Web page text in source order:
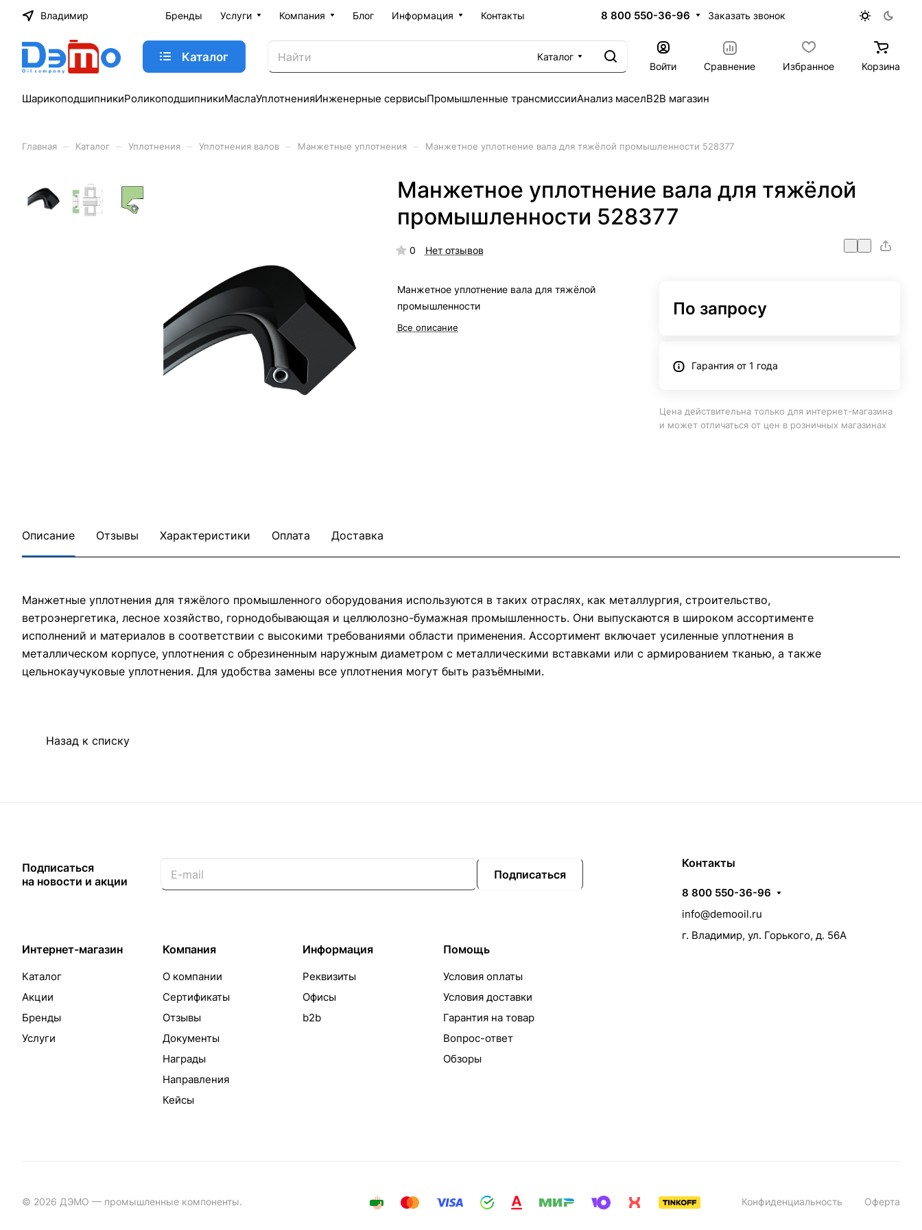
Владимир Бренды Услуги Компания Блог Информация Контакты 8 800 550-36-96 Заказать звонок
Каталог
Каталог
Войти
Сравнение Избранное Корзина
ШарикоподшипникиРоликоподшипникиМаслаУплотненияИнженерные сервисыПромышленные трансмиссииАнализ маселB2B магазин
Главная Каталог Уплотнения Уплотнения валов Манжетные уплотнения Манжетное уплотнение вала для тяжёлой промышленности 528377
Манжетное уплотнение вала для тяжёлой
промышленности 528377
0 Нет отзывов
Манжетное уплотнение вала для тяжёлой
промышленности
Все описание
По запросу
Гарантия от 1 года
Цена действительна только для интернет-магазина
и может отличаться от цен в розничных магазинах
Описание Отзывы Характеристики Оплата Доставка
Манжетные уплотнения для тяжёлого промышленного оборудования используются в таких отраслях, как металлургия, строительство,
ветроэнергетика, лесное хозяйство, горнодобывающая и целлюлозно-бумажная промышленность. Они выпускаются в широком ассортименте
исполнений и материалов в соответствии с высокими требованиями области применения. Ассортимент включает усиленные уплотнения в
металлическом корпусе, уплотнения с обрезиненным наружным диаметром с металлическими вставками или с армированием тканью, а также
цельнокаучуковые уплотнения. Для удобства замены все уплотнения могут быть разъёмными.
Назад к списку
Подписаться
на новости и акции
Подписаться
Интернет-магазин
Каталог
Акции
Бренды
Услуги
Компания
О компании
Сертификаты
Отзывы
Документы
Награды
Направления
Кейсы
Информация
Реквизиты
Офисы
b2b
Помощь
Условия оплаты
Условия доставки
Гарантия на товар
Вопрос-ответ
Обзоры
Контакты
8 800 550-36-96
info@demooil.ru
г. Владимир, ул. Горького, д. 56А
© 2026 ДЭМО — промышленные компоненты. Конфиденциальность Оферта